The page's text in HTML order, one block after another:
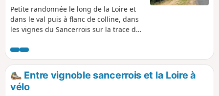
Petite randonnée le long de la Loire et
dans le val puis à flanc de colline, dans
les vignes du Sancerrois sur la trace de
Loire à Bourges.Beaux points de vue sur
le fleuve, les communes de Saint-Satur
et Ménétréol, la ville de Sancerre, les
vignes et le canal latéral.À faire plutôt
au printemps ou à l'automne.
Entre vignoble sancerrois et la Loire à
vélo